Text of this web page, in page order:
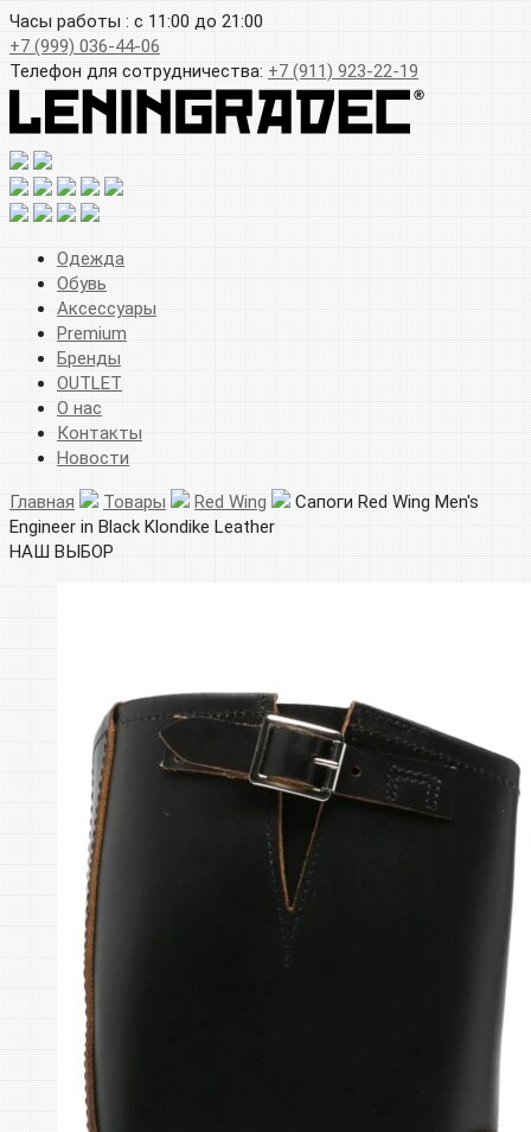
Часы работы : с 11:00 до 21:00
+7 (999) 036-44-06
Телефон для сотрудничества: +7 (911) 923-22-19
Одежда
Обувь
Аксессуары
Premium
Бренды
OUTLET
О нас
Контакты
Новости
Главная Товары Red Wing
Сапоги Red Wing Men's
Engineer in Black Klondike Leather
НАШ ВЫБОР